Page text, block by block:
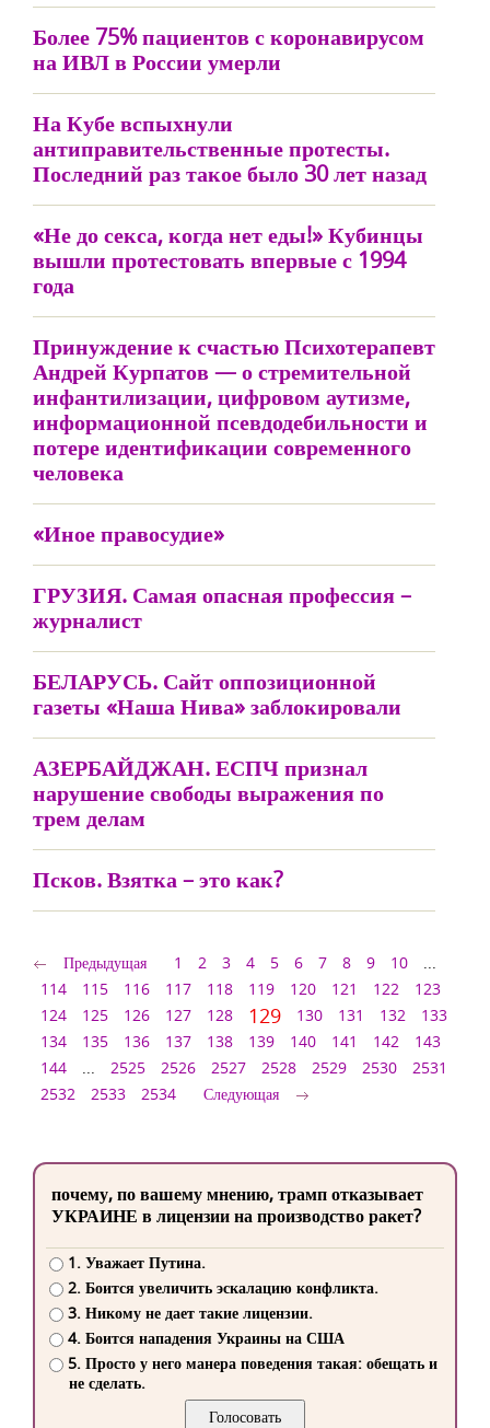
Более 75% пациентов с коронавирусом
на ИВЛ в России умерли
На Кубе вспыхнули
антиправительственные протесты.
Последний раз такое было 30 лет назад
«Не до секса, когда нет еды!» Кубинцы
вышли протестовать впервые с 1994
года
Принуждение к счастью Психотерапевт
Андрей Курпатов — о стремительной
инфантилизации, цифровом аутизме,
информационной псевдодебильности и
потере идентификации современного
человека
«Иное правосудие»
ГРУЗИЯ. Самая опасная профессия –
журналист
БЕЛАРУСЬ. Сайт оппозиционной
газеты «Наша Нива» заблокировали
АЗЕРБАЙДЖАН. ЕСПЧ признал
нарушение свободы выражения по
трем делам
Псков. Взятка – это как?
Предыдущая 1 2 3 4 5 6 7 8 9 10
...
114
115 116 117 118 119 120 121 122
123
124
125 126 127 128 129 130 131 132
133
134
135 136 137 138 139 140 141 142
143
144
... 2525 2526 2527 2528 2529 2530
2531
2532
2533 2534 Следующая
почему, по вашему мнению, трамп отказывает
УКРАИНЕ в лицензии на производство ракет?
1. Уважает Путина.
2. Боится увеличить эскалацию конфликта.
3. Никому не дает такие лицензии.
4. Боится нападения Украины на США
5. Просто у него манера поведения такая: обещать и
не сделать.